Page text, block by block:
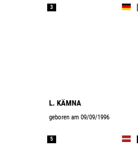
3
L. KÄMNA
geboren am 09/09/1996
5